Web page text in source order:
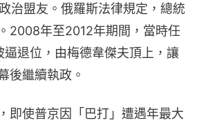
治盟友。俄羅斯法律規定，總統
2008年至2012年期間，當時任
退位，由梅德韋傑夫頂上，讓
後繼續執政。
即使普京因「巴打」遭遇年最大